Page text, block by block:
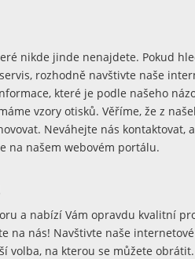
nikde jinde nenajdete. Pokud
rozhodně navštivte naše
které je podle našeho
vzory otisků. Věříme, že z
Neváhejte nás
na našem webovém portálu.
a nabízí Vám opravdu kvalitní
na nás! Navštivte naše
volba, na kterou se můžete obrátit.